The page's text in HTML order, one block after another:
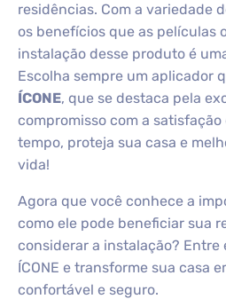
residências. Com a variedade
os benefícios que as películas
instalação desse produto é
Escolha sempre um aplicador
ÍCONE, que se destaca pela
compromisso com a
tempo, proteja sua casa e
vida!
Agora que você conhece a
como ele pode beneficiar sua
considerar a instalação? Entre
ÍCONE e transforme sua casa
confortável e seguro.